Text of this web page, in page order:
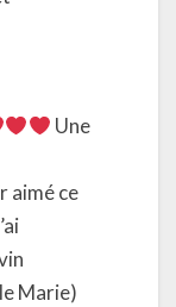
Une
aimé ce
Marie)